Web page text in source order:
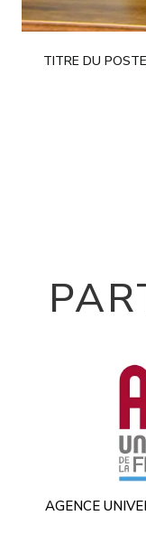
TITRE DU POSTE
AGENCE